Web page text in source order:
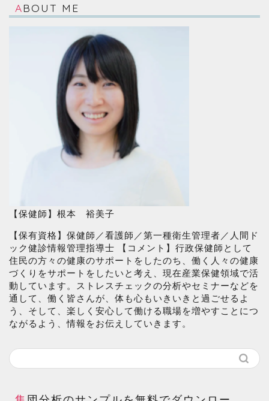
ABOUT ME
【保健師】根本 裕美子
【保有資格】保健師／看護師／第一種衛生管理者／人間ド
ック健診情報管理指導士 【コメント】行政保健師として
住民の方々の健康のサポートをしたのち、働く人々の健康
づくりをサポートをしたいと考え、現在産業保健領域で活
動しています。ストレスチェックの分析やセミナーなどを
通して、働く皆さんが、体も心もいきいきと過ごせるよ
う、そして、楽しく安心して働ける職場を増やすことにつ
ながるよう、情報をお伝えしていきます。